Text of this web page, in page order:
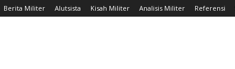
Berita Militer Alutsista Kisah Militer Analisis Militer Referensi